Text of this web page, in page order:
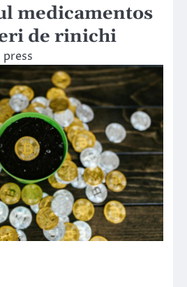
medicamentos
de rinichi
press